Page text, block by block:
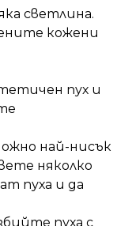
светлина.
кожени
пух и
най-нисък
няколко
пуха и да
пуха с